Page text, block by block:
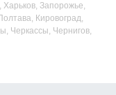
Харьков, Запорожье,
Кировоград,
Черкассы, Чернигов,